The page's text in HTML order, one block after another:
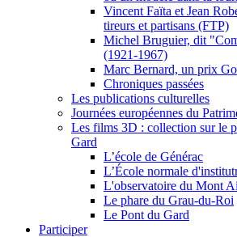
Vincent Faïta et Jean
tireurs et partisans (FTP)
Michel Bruguier, dit
(1921-1967)
Marc Bernard, un prix
Chroniques passées
Les publications culturelles
Journées européennes du
Les films 3D : collection sur le
Gard
L’école de Générac
L’École normale
L'observatoire du Mont
Le phare du Grau-du-Roi
Le Pont du Gard
Participer